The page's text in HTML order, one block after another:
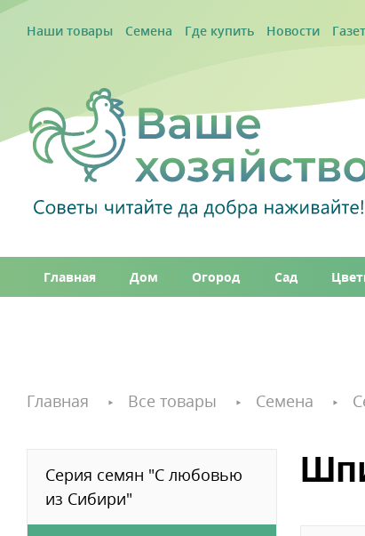
Наши товары Семена Где купить Новости
Главная Дом Огород Сад
Главная Все товары Семена
Серия семян "С любовью
из Сибири"